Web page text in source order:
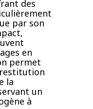
des
par son
en
permet
la
un
à